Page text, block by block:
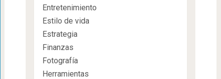
Entretenimiento
Estilo de vida
Estrategia
Finanzas
Fotografía
Herramientas